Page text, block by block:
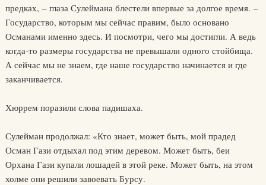
предках, – глаза Сулеймана блестели впервые за долгое время. –
Государство, которым мы сейчас правим, было основано
Османами именно здесь. И посмотри, чего мы достигли. А ведь
когда-то размеры государства не превышали одного стойбища.
А сейчас мы не знаем, где наше государство начинается и где
заканчивается.
Хюррем поразили слова падишаха.
Сулейман продолжал: «Кто знает, может быть, мой прадед
Осман Гази отдыхал под этим деревом. Может быть, беи
Орхана Гази купали лошадей в этой реке. Может быть, на этом
холме они решили завоевать Бурсу.